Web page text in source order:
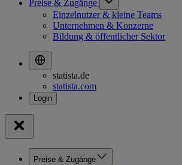
Preise & Zugänge
Einzelnutzer & kleine Teams
Unternehmen & Konzerne
Bildung & öffentlicher Sektor
statista.de
statista.com
Preise & Zugänge